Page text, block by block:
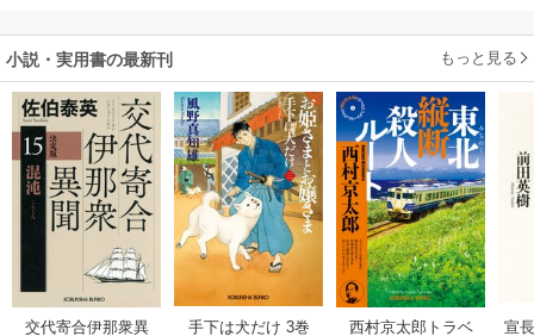
小説・実用書の最新刊 もっと見る
交代寄合伊那衆異
手下は犬だけ 3巻
西村京太郎トラベ
宣